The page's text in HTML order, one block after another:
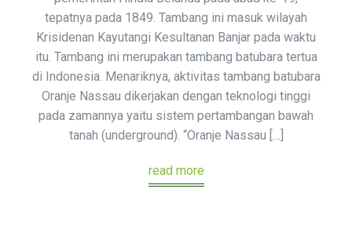
tepatnya pada 1849. Tambang ini masuk wilayah
Krisidenan Kayutangi Kesultanan Banjar pada waktu
itu. Tambang ini merupakan tambang batubara tertua
di Indonesia. Menariknya, aktivitas tambang batubara
Oranje Nassau dikerjakan dengan teknologi tinggi
pada zamannya yaitu sistem pertambangan bawah
tanah (underground). “Oranje Nassau […]
read more